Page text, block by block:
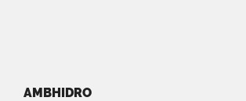
AMBHIDRO